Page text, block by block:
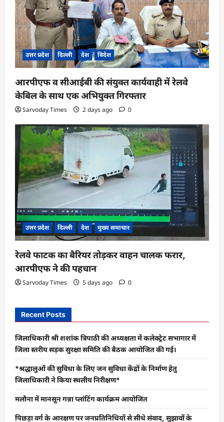
उत्तर प्रदेश दिल्ली देश विदेश
आरपीएफ व सीआईबी की संयुक्त कार्यवाही में रेलवे
केबिल के साथ एक अभियुक्त गिरफ्तार
Sarvoday Times 2 days ago 0
उत्तर प्रदेश दिल्ली देश मुख्य समाचार
रेलवे फाटक का बैरियर तोड़कर वाहन चालक फरार,
आरपीएफ ने की पहचान
Sarvoday Times 5 days ago 0
Recent Posts
जिलाधिकारी श्री शशांक त्रिपाठी की अध्यक्षता में कलेक्ट्रेट सभागार में
जिला स्तरीय सड़क सुरक्षा समिति की बैठक आयोजित की गई।
*श्रद्धालुओं की सुविधा के लिए जन सुविधा केंद्रों के निर्माण हेतु
जिलाधिकारी ने किया स्थलीय निरीक्षण*
मलौना में मानसून गन्ना प्लांटिंग कार्यक्रम आयोजित
पिछड़ा वर्ग के आरक्षण पर जनप्रतिनिधियों से सीधे संवाद, सुझावों के